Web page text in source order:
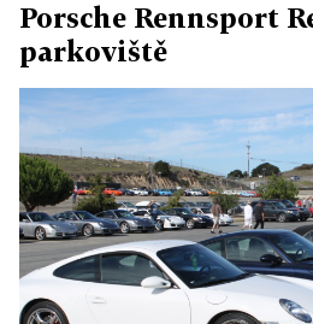
Porsche Rennsport
parkoviště